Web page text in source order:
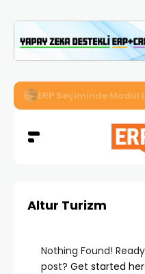
İkizler Aydınlatma,
Altur Turizm
Nothing Found!
post? Get started